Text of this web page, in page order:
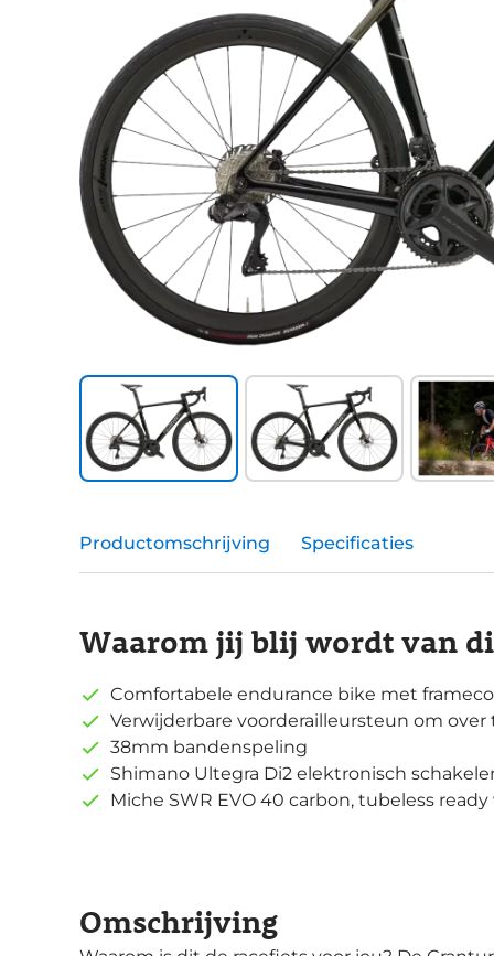
Productomschrijving Specificaties
Waarom jij blij wordt van
Comfortabele endurance bike met
Verwijderbare voorderailleursteun om
38mm bandenspeling
Shimano Ultegra Di2 elektronisch
Miche SWR EVO 40 carbon, tubeless
Omschrijving